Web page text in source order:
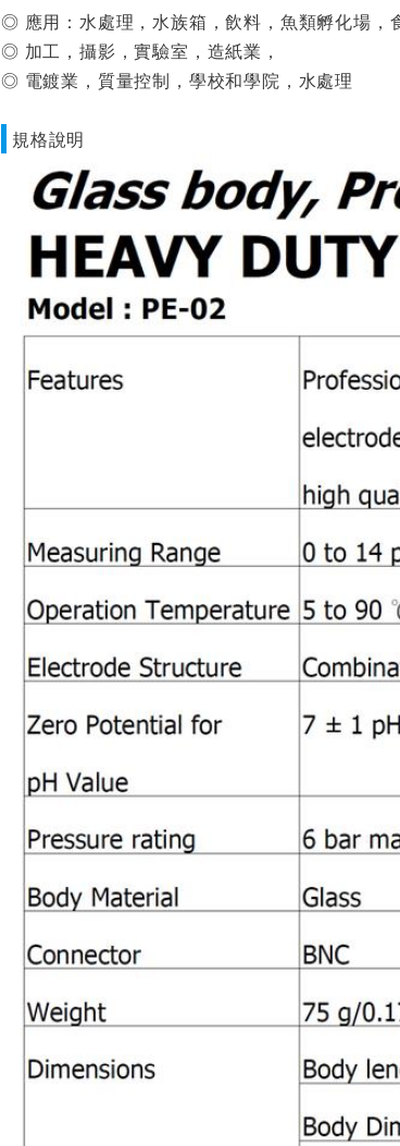
◎ 應用：水處理，水族箱，飲料，魚類孵化場，
◎ 加工，攝影，實驗室，造紙業，
◎ 電鍍業，質量控制，學校和學院，水處理
規格說明